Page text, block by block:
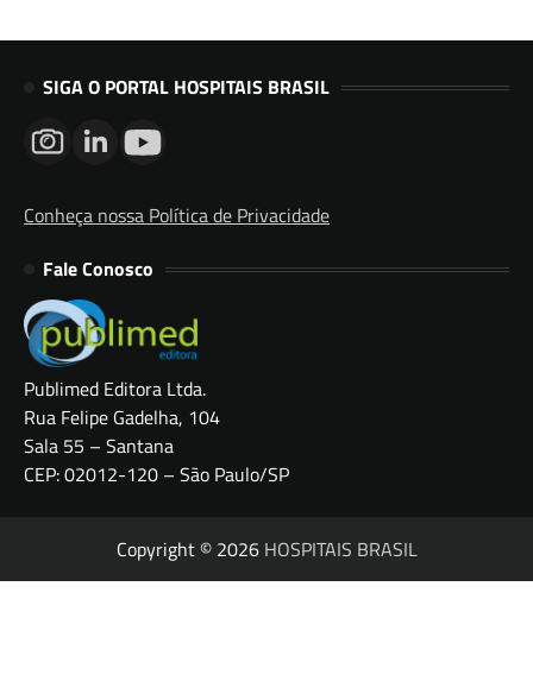
SIGA O PORTAL HOSPITAIS BRASIL
Conheça nossa Política de Privacidade
Fale Conosco
Publimed Editora Ltda.
Rua Felipe Gadelha, 104
Sala 55 – Santana
CEP: 02012-120 – São Paulo/SP
Copyright © 2026 HOSPITAIS BRASIL